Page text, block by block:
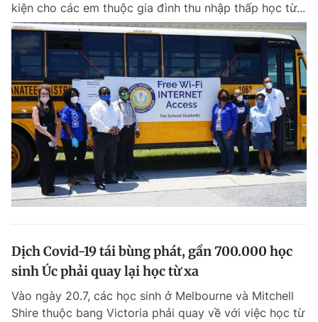
kiện cho các em thuộc gia đình thu nhập thấp học từ...
Dịch Covid-19 tái bùng phát, gần 700.000 học
sinh Úc phải quay lại học từ xa
Vào ngày 20.7, các học sinh ở Melbourne và Mitchell
Shire thuộc bang Victoria phải quay về với việc học từ